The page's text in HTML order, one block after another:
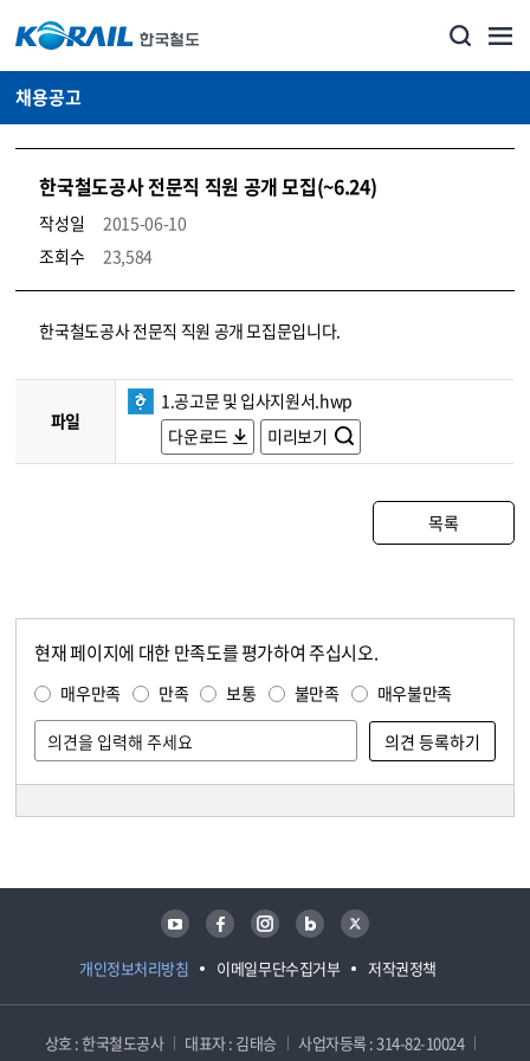
채용공고
한국철도공사 전문직 직원 공개 모집(~6.24)
작성일
2015-06-10
조회수
23,584
코레일소개_경영공시_채용공고 상세보기 – 내용, 파일, 담당자 연락처로 구성
한국철도공사 전문직 직원 공개 모집문입니다.
파일
1.공고문 및 입사지원서.hwp
다운로드
미리보기
목록
현재 페이지에 대한 만족도를 평가하여 주십시오.
매우만족 만족 보통 불만족 매우불만족
개인정보처리방침 이메일무단수집거부 저작권정책
유튜브 페이스북 인스타그램 블로그 트위터
상호 : 한국철도공사 대표자 : 김태승
사업자등록 : 314-82-10024